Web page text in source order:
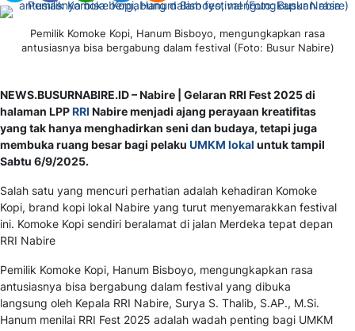
Pemilik Komoke Kopi, Hanum Bisboyo, mengungkapkan rasa
antusiasnya bisa bergabung dalam festival (Foto: Busur Nabire)
NEWS.BUSURNABIRE.ID – Nabire | Gelaran RRI Fest 2025 di
halaman LPPRRI Nabire menjadi ajang perayaan kreatifitas
yang tak hanya menghadirkan seni dan budaya, tetapi juga
membuka ruang besar bagi pelaku UMKM lokal untuk tampil
Sabtu 6/9/2025.
Salah satu yang mencuri perhatian adalah kehadiran Komoke
Kopi, brand kopi lokal Nabire yang turut menyemarakkan festival
ini. Komoke Kopi sendiri beralamat di jalan Merdeka tepat depan
RRI Nabire
Pemilik Komoke Kopi, Hanum Bisboyo, mengungkapkan rasa
antusiasnya bisa bergabung dalam festival yang dibuka
langsung oleh Kepala RRI Nabire, Surya S. Thalib, S.AP., M.Si.
Hanum menilai RRI Fest 2025 adalah wadah penting bagi UMKM